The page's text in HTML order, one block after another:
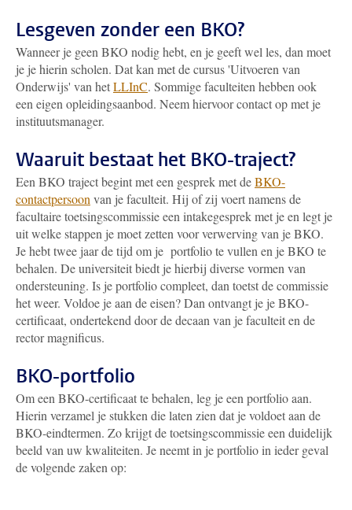
Lesgeven zonder een BKO?
Wanneer je geen BKO nodig hebt, en je geeft wel les, dan moet
je je hierin scholen. Dat kan met de cursus 'Uitvoeren van
Onderwijs' van hetLLInC. Sommige faculteiten hebben ook
een eigen opleidingsaanbod. Neem hiervoor contact op met je
instituutsmanager.
Waaruit bestaat het BKO-traject?
Een BKO traject begint met een gesprek met deBKO-
contactpersoon van je faculteit. Hij of zij voert namens de
facultaire toetsingscommissie een intakegesprek met je en legt je
uit welke stappen je moet zetten voor verwerving van je BKO.
Je hebt twee jaar de tijd om je portfolio te vullen en je BKO te
behalen. De universiteit biedt je hierbij diverse vormen van
ondersteuning. Is je portfolio compleet, dan toetst de commissie
het weer. Voldoe je aan de eisen? Dan ontvangt je je BKO-
certificaat, ondertekend door de decaan van je faculteit en de
rector magnificus.
BKO-portfolio
Om een BKO-certificaat te behalen, leg je een portfolio aan.
Hierin verzamel je stukken die laten zien dat je voldoet aan de
BKO-eindtermen. Zo krijgt de toetsingscommissie een duidelijk
beeld van uw kwaliteiten. Je neemt in je portfolio in ieder geval
de volgende zaken op: